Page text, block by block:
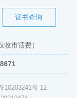
证书查询
收市话费）
10203241号-12